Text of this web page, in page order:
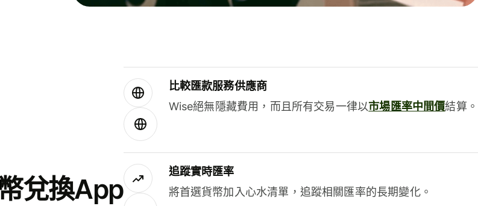
兌換App
比較匯款服務供應商
Wise絕無隱藏費用，而且所有交易一律以市場匯率中間價結算。
追蹤實時匯率
將首選貨幣加入心水清單，追蹤相關匯率的長期變化。